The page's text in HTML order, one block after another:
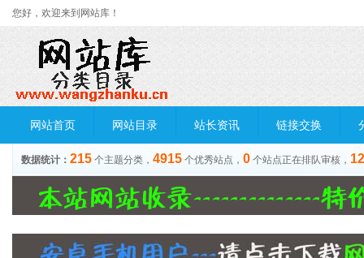
您好，欢迎来到网站库！
网站首页 网站目录 站长资讯 链接交换
数据统计： 215 个主题分类， 4915 个优秀站点， 0 个站点正在排队审核，